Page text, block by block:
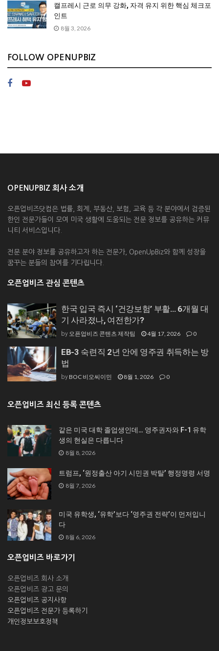
캘프레시 근로 의무 강화, 자격 유지 위한 핵심 체크포
인트
8월 3, 2026
FOLLOW OPENUPBIZ
OPENUPBIZ 회사 소개
오픈업비즈닷컴은 법률, 회계, 부동산, 보험, 교육 등 각 분야에서 검증된
한인 전문가들이 모여 미국 생활에 도움되는 전문 정보를 공유하는 커뮤
니티 서비스입니다.
전문 분야 정보를 공유하고자 하는 전문가, OpenUpBiz와 함께 성장을
꿈꾸는 분들의 참여를 기다립니다.
오픈업비즈 관심 콘텐츠
한국 입국 즉시 ‘건강보험’ 부활… 6개월 대
기 사라졌나, 여전한가?
by 오픈업비즈 콘텐츠 제작팀 4월 17, 2026 0
EB-3 숙련직 2년 안에 영주권 취득하는 방
법
byBOC 비오씨이민 8월 1, 2026 0
오픈업비즈 최신 등록 콘텐츠
같은 미국 대학 졸업생인데… 영주권자와 F-1 유학
생의 현실은 다릅니다
8월 8, 2026
트럼프, ‘원정출산 아기 시민권 박탈’ 행정명령 서명
8월 7, 2026
미국 유학생, ‘유학’보다 ‘영주권 전략’이 먼저입니
다
8월 6, 2026
오픈업비즈 바로가기
오픈업비즈 회사 소개
오픈업비즈 광고 문의
오픈업비즈 공지사항
오픈업비즈 전문가 등록하기
개인정보보호정책